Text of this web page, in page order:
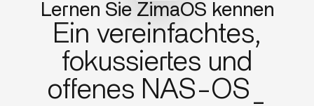
Lernen Sie ZimaOS kennen
Ein vereinfachtes,
fokussiertes und
offenes NAS-OS_